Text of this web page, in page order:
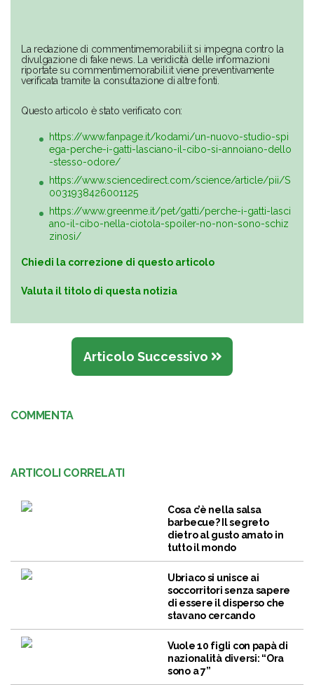
La redazione di commentimemorabili.it si impegna contro la
divulgazione di fake news. La veridicità delle informazioni
riportate su commentimemorabili.it viene preventivamente
verificata tramite la consultazione di altre fonti.
Questo articolo è stato verificato con:
https://www.fanpage.it/kodami/un-nuovo-studio-spi
ega-perche-i-gatti-lasciano-il-cibo-si-annoiano-dello
-stesso-odore/
https://www.sciencedirect.com/science/article/pii/S
0031938426001125
https://www.greenme.it/pet/gatti/perche-i-gatti-lasci
ano-il-cibo-nella-ciotola-spoiler-no-non-sono-schiz
zinosi/
Chiedi la correzione di questo articolo
Valuta il titolo di questa notizia
Articolo Successivo
COMMENTA
ARTICOLI CORRELATI
Cosa c’è nella salsa
barbecue? Il segreto
dietro al gusto amato in
tutto il mondo
Ubriaco si unisce ai
soccorritori senza sapere
di essere il disperso che
stavano cercando
Vuole 10 figli con papà di
nazionalità diversi: “Ora
sono a 7”